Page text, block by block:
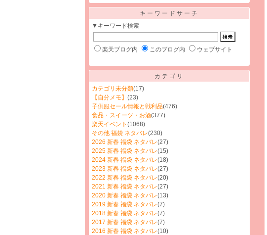
キーワードサーチ
▼キーワード検索
楽天ブログ内 このブログ内 ウェブサイト
カテゴリ
カテゴリ未分類(17)
【自分メモ】 (23)
子供服セール情報と戦利品(476)
食品・スイーツ・お酒(377)
楽天イベント (1068)
その他 福袋 ネタバレ(230)
2026 新春 福袋 ネタバレ(27)
2025 新春 福袋 ネタバレ(15)
2024 新春 福袋 ネタバレ(18)
2023 新春 福袋 ネタバレ(27)
2022 新春 福袋 ネタバレ(20)
2021 新春 福袋 ネタバレ(27)
2020 新春 福袋 ネタバレ(13)
2019 新春 福袋 ネタバレ(7)
2018 新春 福袋 ネタバレ(7)
2017 新春 福袋 ネタバレ(7)
2016 新春 福袋 ネタバレ(10)